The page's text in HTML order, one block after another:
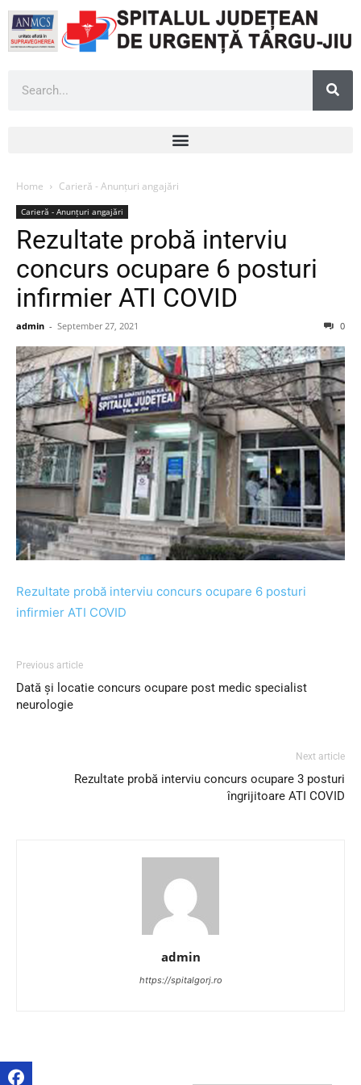
Home Carieră - Anunțuri angajări
Carieră - Anunțuri angajări
Rezultate probă interviu
concurs ocupare 6 posturi
infirmier ATI COVID
admin - September 27, 2021 0
Rezultate probă interviu concurs ocupare 6 posturi
infirmier ATI COVID
Previous article
Dată și locatie concurs ocupare post medic specialist
neurologie
Next article
Rezultate probă interviu concurs ocupare 3 posturi
îngrijitoare ATI COVID
admin
https://spitalgorj.ro